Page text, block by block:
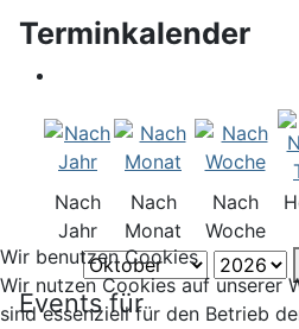
Terminkalender
Nach
Jahr
Nach
Monat
Nach
Woche
Events für
Wir benutzen Cookies
Wir nutzen Cookies auf unserer
sind essenziell für den Betrieb